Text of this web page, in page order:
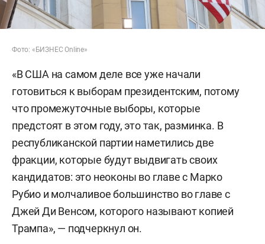
Фото: «БИЗНЕС Online»
«В США на самом деле все уже начали
готовиться к выборам президентским, потому
что промежуточные выборы, которые
предстоят в этом году, это так, разминка. В
республиканской партии наметились две
фракции, которые будут выдвигать своих
кандидатов: это неоконы во главе с Марко
Рубио и молчаливое большинство во главе с
Джей Ди Венсом, которого называют копией
Трампа», — подчеркнул он.